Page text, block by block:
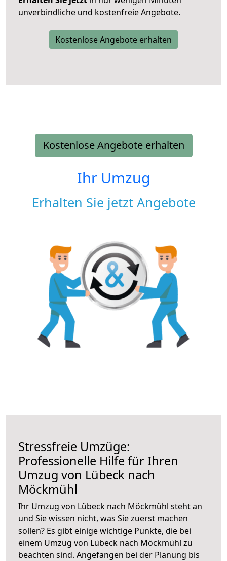
unverbindliche und kostenfreie Angebote.
Kostenlose Angebote erhalten
Kostenlose Angebote erhalten
Ihr Umzug
Erhalten Sie jetzt Angebote
Stressfreie Umzüge:
Professionelle Hilfe für Ihren
Umzug von Lübeck nach
Möckmühl
Ihr Umzug von Lübeck nach Möckmühl steht an
und Sie wissen nicht, was Sie zuerst machen
sollen? Es gibt einige wichtige Punkte, die bei
einem Umzug von Lübeck nach Möckmühl zu
beachten sind. Angefangen bei der Planung bis